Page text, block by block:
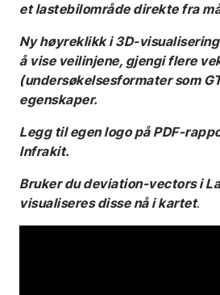
et lastebilområde direkte fra
Ny høyreklikk i 3D-
å vise veilinjene, gjengi flere
(undersøkelsesformater som
egenskaper.
Legg til egen logo på PDF-
Infrakit.
Bruker du deviation-vectors i
visualiseres disse nå i kartet.